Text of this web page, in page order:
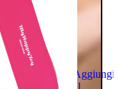
Aggiungi
al